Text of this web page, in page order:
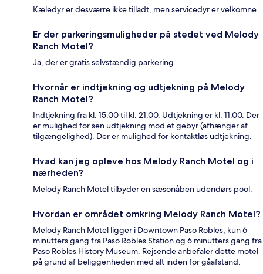
Kæledyr er desværre ikke tilladt, men servicedyr er velkomne.
Er der parkeringsmuligheder på stedet ved Melody
Ranch Motel?
Ja, der er gratis selvstændig parkering.
Hvornår er indtjekning og udtjekning på Melody
Ranch Motel?
Indtjekning fra kl. 15.00 til kl. 21.00. Udtjekning er kl. 11.00. Der
er mulighed for sen udtjekning mod et gebyr (afhænger af
tilgængelighed). Der er mulighed for kontaktløs udtjekning.
Hvad kan jeg opleve hos Melody Ranch Motel og i
nærheden?
Melody Ranch Motel tilbyder en sæsonåben udendørs pool.
Hvordan er området omkring Melody Ranch Motel?
Melody Ranch Motel ligger i Downtown Paso Robles, kun 6
minutters gang fra Paso Robles Station og 6 minutters gang fra
Paso Robles History Museum. Rejsende anbefaler dette motel
på grund af beliggenheden med alt inden for gåafstand.